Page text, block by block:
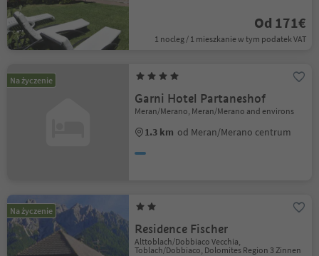
Od 171€
1 nocleg / 1 mieszkanie w tym podatek VAT
Na życzenie
Garni Hotel Partaneshof
Meran/Merano, Meran/Merano and environs
1.3 km od Meran/Merano centrum
Na życzenie
Residence Fischer
Alttoblach/Dobbiaco Vecchia,
Toblach/Dobbiaco, Dolomites Region 3 Zinnen